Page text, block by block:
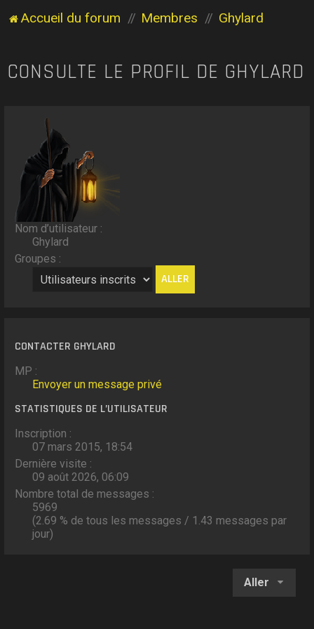
Accueil du forum Membres Ghylard
CONSULTE LE PROFIL DE GHYLARD
Nom d’utilisateur :
Ghylard
Groupes :
CONTACTER GHYLARD
MP :
Envoyer un message privé
STATISTIQUES DE L’UTILISATEUR
Inscription :
07 mars 2015, 18:54
Dernière visite :
09 août 2026, 06:09
Nombre total de messages :
5969
(2.69 % de tous les messages / 1.43 messages par
jour)
Aller